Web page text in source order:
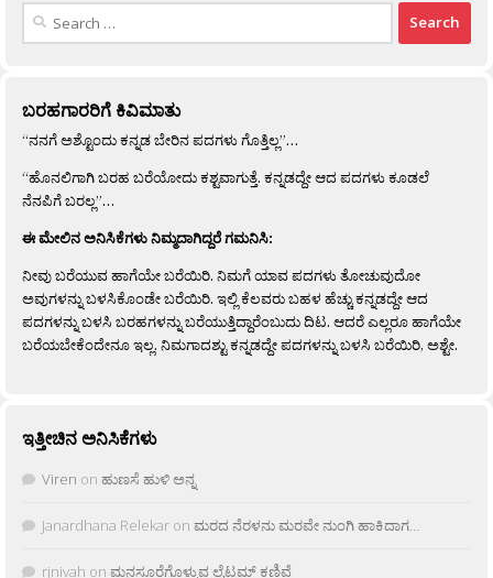
Search
ಬರಹಗಾರರಿಗೆ ಕಿವಿಮಾತು
“ನನಗೆ ಅಶ್ಟೊಂದು ಕನ್ನಡ ಬೇರಿನ ಪದಗಳು ಗೊತ್ತಿಲ್ಲ”…
“ಹೊನಲಿಗಾಗಿ ಬರಹ ಬರೆಯೋದು ಕಶ್ಟವಾಗುತ್ತೆ. ಕನ್ನಡದ್ದೇ ಆದ ಪದಗಳು ಕೂಡಲೆ
ನೆನಪಿಗೆ ಬರಲ್ಲ”…
ಈ ಮೇಲಿನ ಅನಿಸಿಕೆಗಳು ನಿಮ್ಮದಾಗಿದ್ದರೆ ಗಮನಿಸಿ:
ನೀವು ಬರೆಯುವ ಹಾಗೆಯೇ ಬರೆಯಿರಿ. ನಿಮಗೆ ಯಾವ ಪದಗಳು ತೋಚುವುದೋ
ಅವುಗಳನ್ನು ಬಳಸಿಕೊಂಡೇ ಬರೆಯಿರಿ. ಇಲ್ಲಿ ಕೆಲವರು ಬಹಳ ಹೆಚ್ಚು ಕನ್ನಡದ್ದೇ ಆದ
ಪದಗಳನ್ನು ಬಳಸಿ ಬರಹಗಳನ್ನು ಬರೆಯುತ್ತಿದ್ದಾರೆಂಬುದು ದಿಟ. ಆದರೆ ಎಲ್ಲರೂ ಹಾಗೆಯೇ
ಬರೆಯಬೇಕೆಂದೇನೂ ಇಲ್ಲ. ನಿಮಗಾದಶ್ಟು ಕನ್ನಡದ್ದೇ ಪದಗಳನ್ನು ಬಳಸಿ ಬರೆಯಿರಿ, ಅಶ್ಟೇ.
ಇತ್ತೀಚಿನ ಅನಿಸಿಕೆಗಳು
Viren on ಹುಣಸೆ ಹುಳಿ ಅನ್ನ
Janardhana Relekar on ಮರದ ನೆರಳನು ಮರವೇ ನುಂಗಿ ಹಾಕಿದಾಗ…
rjnivah on ಮನಸೂರೆಗೊಳ್ಳುವ ಲೈಟ್ಲಮ್ ಕಣಿವೆ